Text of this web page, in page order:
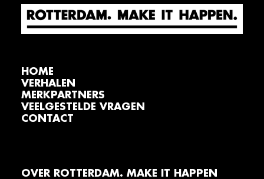
HOME
VERHALEN
MERKPARTNERS
VEELGESTELDE VRAGEN
CONTACT
OVER ROTTERDAM. MAKE IT HAPPEN